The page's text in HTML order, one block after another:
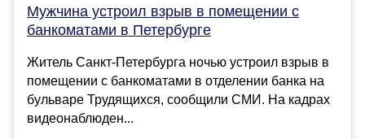
Мужчина устроил взрыв в помещении с
банкоматами в Петербурге
Житель Санкт-Петербурга ночью устроил взрыв в
помещении с банкоматами в отделении банка на
бульваре Трудящихся, сообщили СМИ. На кадрах
видеонаблюден...